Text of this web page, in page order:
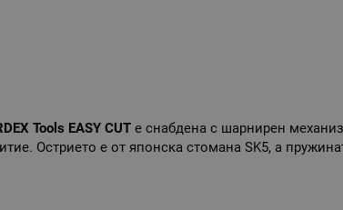
Tools EASY CUT е снабдена с шарнирен
Острието е от японска стомана SK5, а